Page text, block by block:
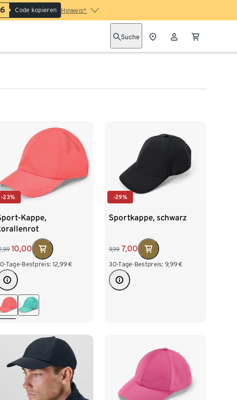
Code kopieren Hinweis*
Suche
-23%
Kappe,
10,00
Tage-Bestpreis: 12,99€
-29%
Sportkappe, schwarz
9,99 7,00
30-Tage-Bestpreis: 9,99€